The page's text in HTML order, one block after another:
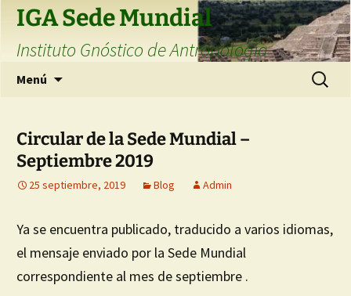
Saltar
contenido
IGA Sede Mundial
Instituto Gnóstico de Antropología
Menú Buscar:
Circular de la Sede Mundial –
Septiembre 2019
25 septiembre, 2019 Blog Admin
Ya se encuentra publicado, traducido a varios idiomas,
el mensaje enviado por la Sede Mundial
correspondiente al mes de septiembre .